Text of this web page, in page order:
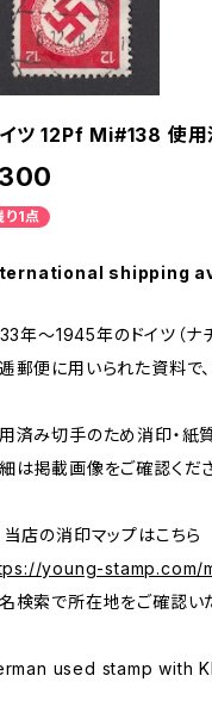
ツ 12Pf Mi#138 使
り1点
shipping
年～1945年のドイツ（ナ
郵便に用いられた資料で
済み切手のため消印・紙
は掲載画像をご確認くださ
店の消印マップはこちら
young-stamp.com/
検索で所在地をご確認い
used stamp with